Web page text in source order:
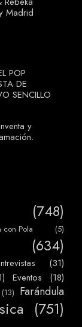
Madrid
POP
DE
SENCILLO
y
(748)
con Pola (5)
(634)
(31)
Eventos (18)
(13) Farándula
(751)